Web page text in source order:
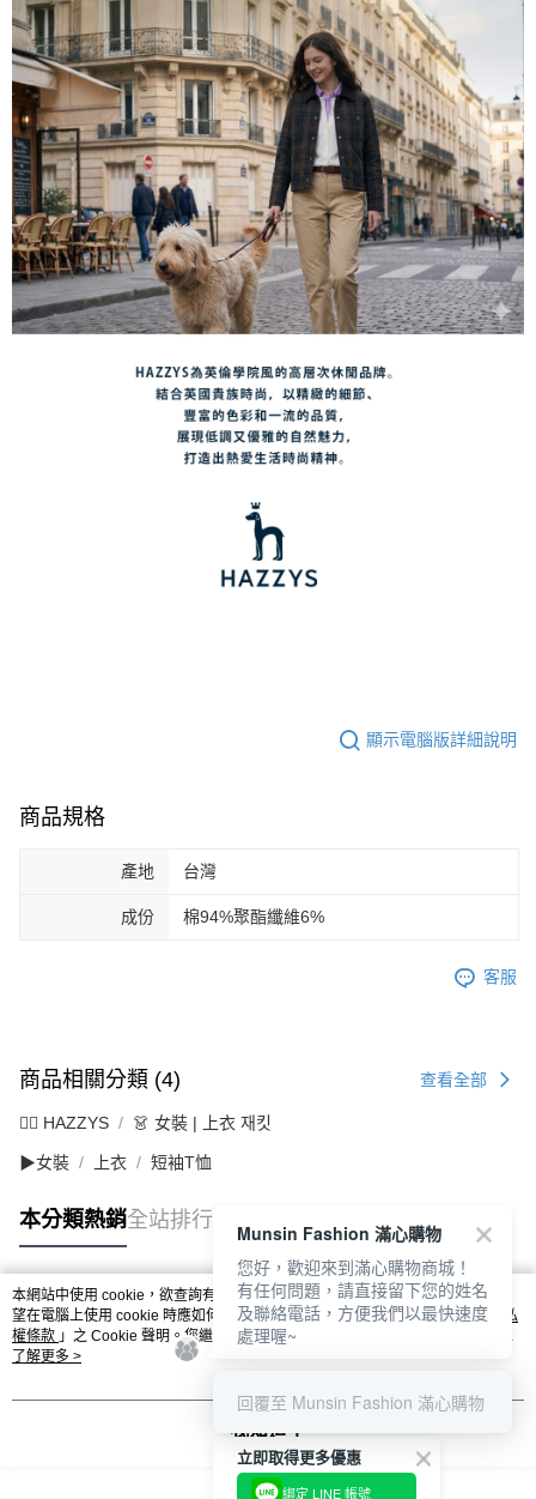
顯示電腦版詳細說明
商品規格
產地 台灣
成份 棉94%聚酯纖維6%
客服
商品相關分類 (4) 查看全部
🐕‍🦺 HAZZYS 👗 女裝 | 上衣 재킷
▶女裝 上衣 短袖T恤
本分類熱銷全站排行
熱門標籤
本網站中使用 cookie，欲查詢有關本網站使用 cookie 方式之詳情，及若您不希
望在電腦上使用 cookie 時應如何變更電腦的 cookie 設定，請參閱本網站「
隱私
權條款 」之 Cookie 聲明。您繼續使用本網站即表示您同意本公司得按本網站使
用條款之 Cookie 聲明使用 cookie。
了解更多 >
我知道了
立即取得更多優惠
綁定 LINE 帳號
Munsin Fashion 滿心購物
您好，歡迎來到滿心購物商城！
有任何問題，請直接留下您的姓名
及聯絡電話，方便我們以最快速度
處理喔~
回覆至 Munsin Fashion 滿心購物